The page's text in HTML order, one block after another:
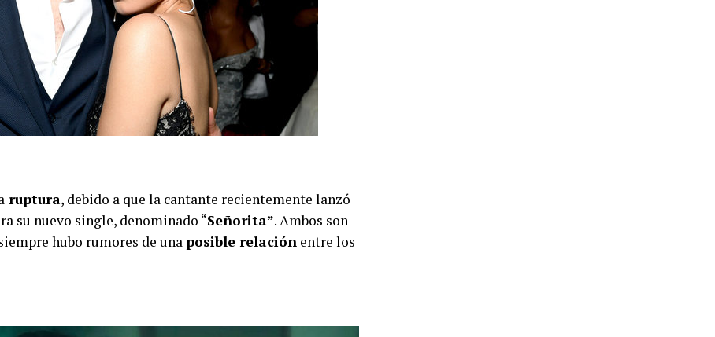
ruptura, debido a que la cantante recientemente lanzó
su nuevo single, denominado “Señorita”. Ambos son
hubo rumores de una posible relación entre los